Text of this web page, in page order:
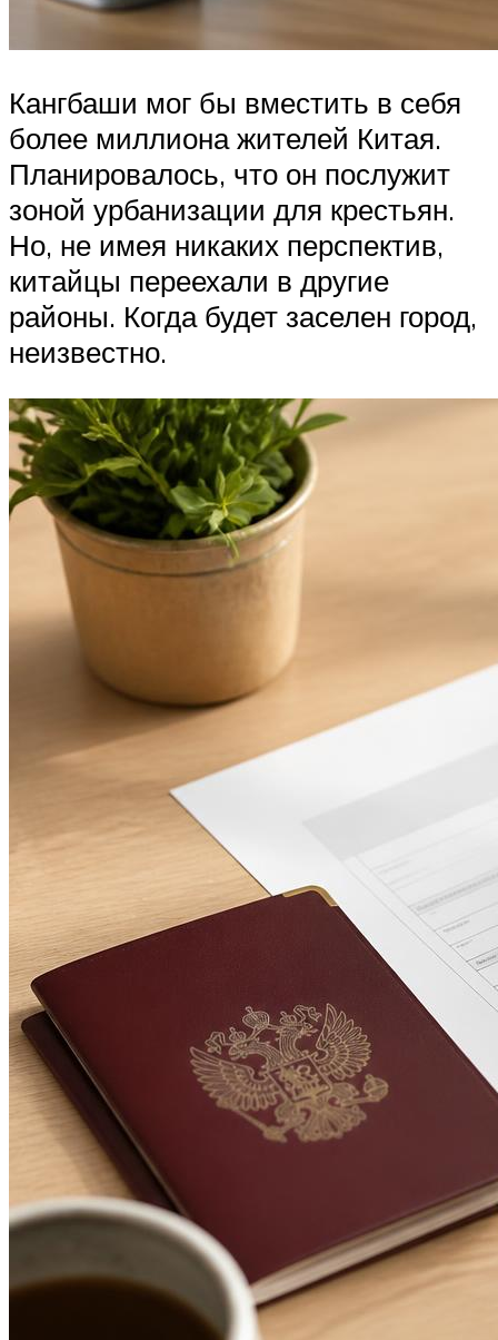
Кангбаши мог бы вместить в себя
более миллиона жителей Китая.
Планировалось, что он послужит
зоной урбанизации для крестьян.
Но, не имея никаких перспектив,
китайцы переехали в другие
районы. Когда будет заселен город,
неизвестно.